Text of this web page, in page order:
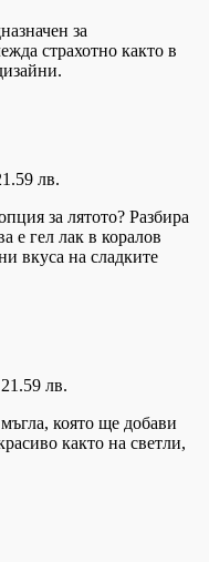
за
страхотно както в
лв.
за лятото? Разбира
е гел лак в коралов
вкуса на сладките
лв.
която ще добави
както на светли,